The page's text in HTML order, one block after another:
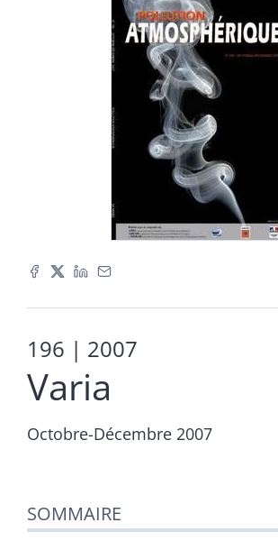
196 | 2007
Varia
Octobre-Décembre 2007
SOMMAIRE